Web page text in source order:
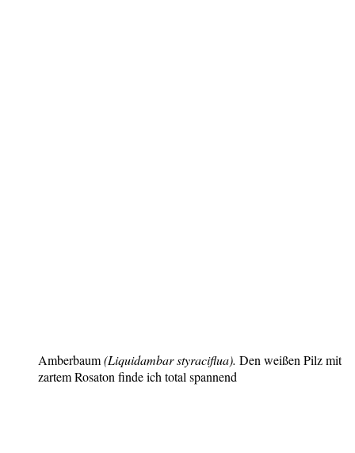
Amberbaum(Liquidambar styraciflua). Den weißen Pilz mit
zartem Rosaton finde ich total spannend